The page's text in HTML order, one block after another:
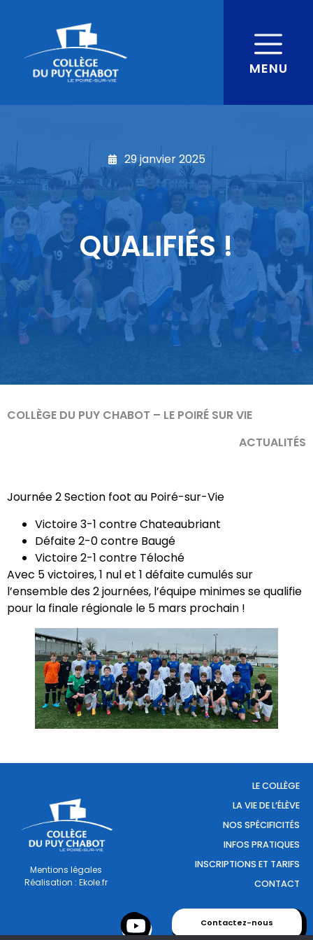
MENU
29 janvier 2025
QUALIFIÉS !
COLLÈGE DU PUY CHABOT – LE POIRÉ SUR VIE
ACTUALITÉS
Journée 2 Section foot au Poiré-sur-Vie
Victoire 3-1 contre Chateaubriant
Défaite 2-0 contre Baugé
Victoire 2-1 contre Téloché
Avec 5 victoires, 1 nul et 1 défaite cumulés sur
l’ensemble des 2 journées, l’équipe minimes se qualifie
pour la finale régionale le 5 mars prochain !
Mentions légales
Réalisation : Ekole.fr
LE COLLÈGE
LA VIE DE L’ÉLÈVE
NOS SPÉCIFICITÉS
INFOS PRATIQUES
INSCRIPTIONS ET TARIFS
CONTACT
Contactez-nous